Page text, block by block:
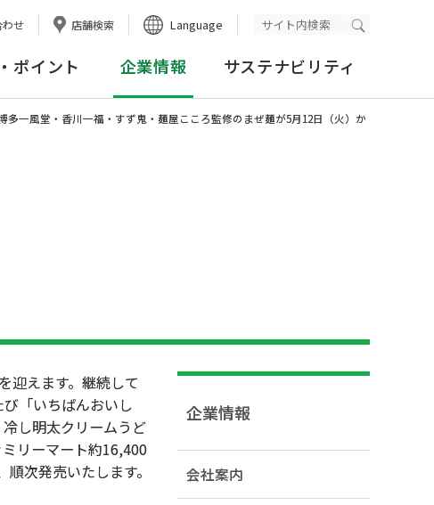
わせ 店舗検索 Language 検索実行
ポイント 企業情報 サステナビリティ
一風堂・香川一福・すず鬼・麺屋こころ監修のまぜ麺が5月12日（火）か
迎えます。継続して
「いちばんおいし
し明太クリームうど
リーマート約16,400
次発売いたします。
企業情報
会社案内